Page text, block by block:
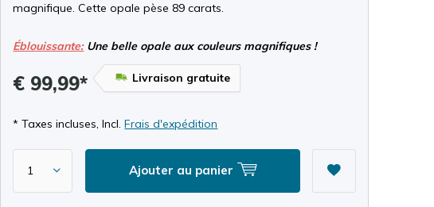
magnifique. Cette opale pèse 89 carats.
Éblouissante:Une belle opale aux couleurs magnifiques !
€ 99,99* Livraison gratuite
* Taxes incluses, Incl.Frais d'expédition
Ajouter au panier